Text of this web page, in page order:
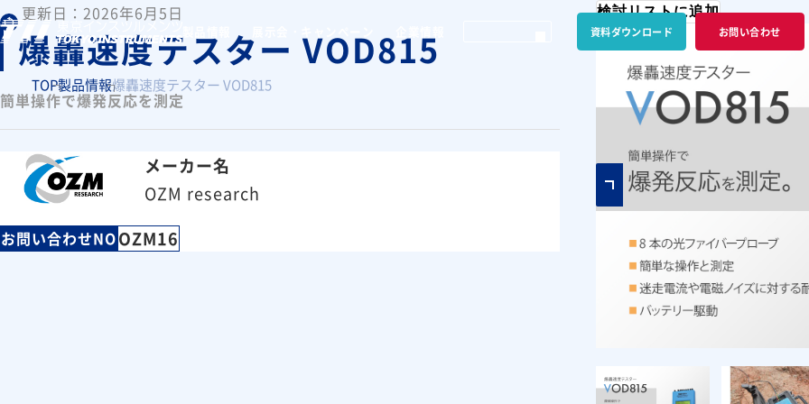
資料ダウンロード お問い合わせ
TOP製品情報爆轟速度テスター VOD815
更新日：2026年6月5日
爆轟速度テスター VOD815
簡単操作で爆発反応を測定
メーカー名
OZM research
お問い合わせNOOZM16
検討リストに追加